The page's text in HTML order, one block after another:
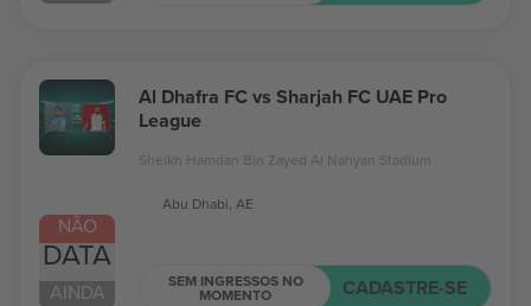
NÃO
DATA
AINDA
Al Dhafra FC vs Sharjah FC UAE Pro
League
Sheikh Hamdan Bin Zayed Al Nahyan Stadium
Abu Dhabi, AE
SEM INGRESSOS NO
MOMENTO CADASTRE-SE